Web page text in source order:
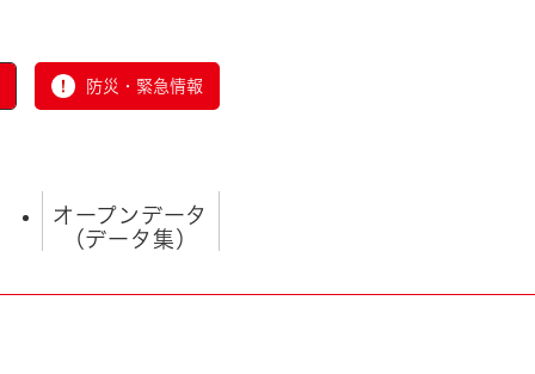
防災・緊急情報
オープンデータ
（データ集）